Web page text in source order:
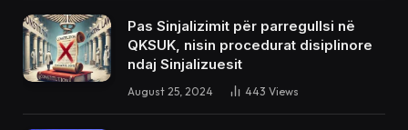
Pas Sinjalizimit për parregullsi në
QKSUK, nisin procedurat disiplinore
ndaj Sinjalizuesit
August 25, 2024 443 Views